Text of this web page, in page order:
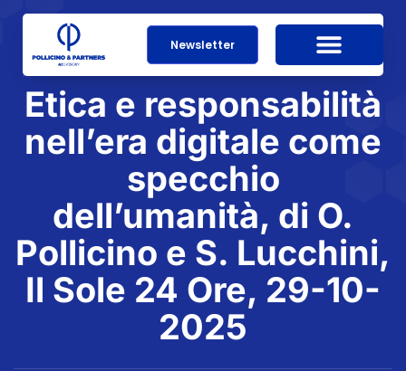
Newsletter
Etica e responsabilità
nell’era digitale come
specchio
dell’umanità, di O.
Pollicino e S. Lucchini,
Il Sole 24 Ore, 29-10-
2025